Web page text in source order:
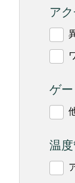
ア
ゲー
温